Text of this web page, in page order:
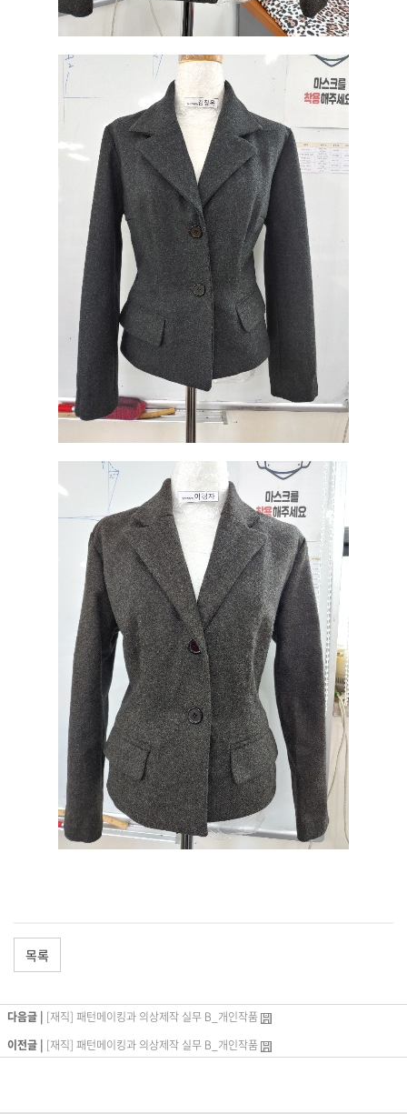
목록
다음글 | [재직] 패턴메이킹과 의상제작 실무 B_개인작품
이전글 | [재직] 패턴메이킹과 의상제작 실무 B_개인작품